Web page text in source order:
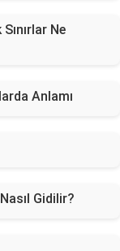
Ne
Anlamı
Gidilir?